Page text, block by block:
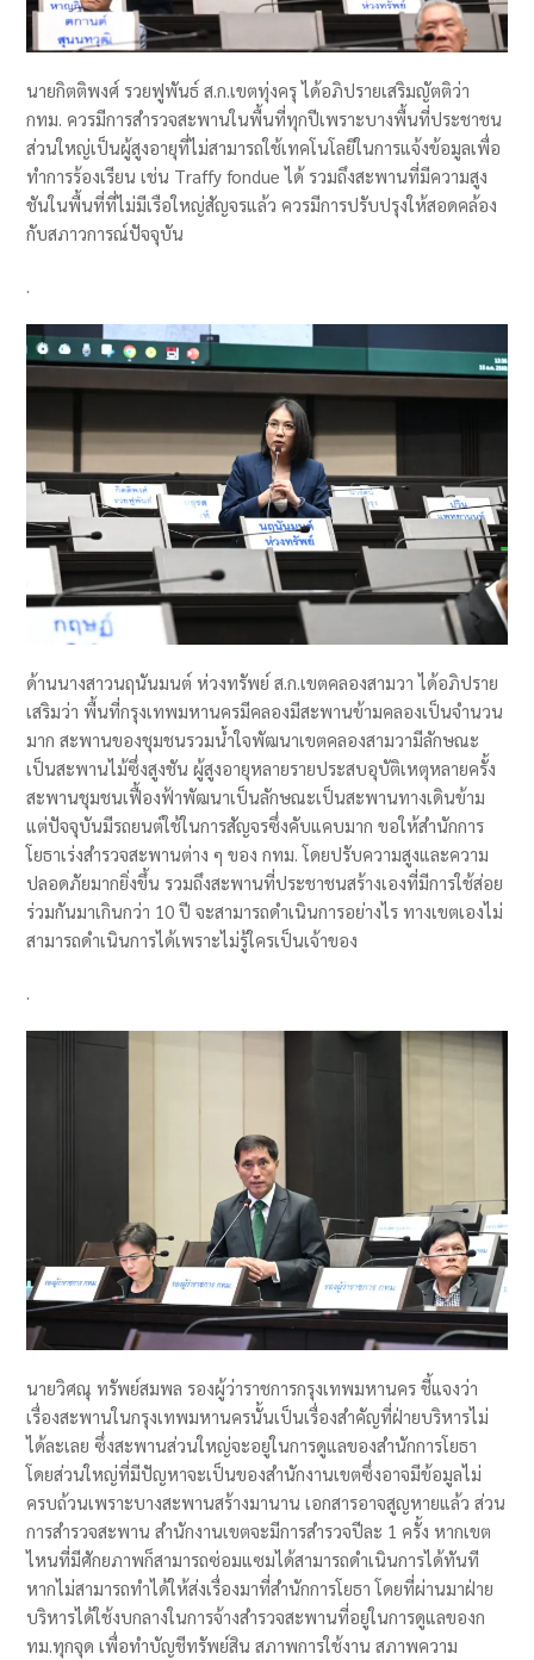
นายกิตติพงศ์ รวยฟูพันธ์ ส.ก.เขตทุ่งครุ ได้อภิปรายเสริมญัตติว่า
กทม. ควรมีการสำรวจสะพานในพื้นที่ทุกปีเพราะบางพื้นที่ประชาชน
ส่วนใหญ่เป็นผู้สูงอายุที่ไม่สามารถใช้เทคโนโลยีในการแจ้งข้อมูลเพื่อ
ทำการร้องเรียน เช่น Traffy fondue ได้ รวมถึงสะพานที่มีความสูง
ชันในพื้นที่ที่ไม่มีเรือใหญ่สัญจรแล้ว ควรมีการปรับปรุงให้สอดคล้อง
กับสภาวการณ์ปัจจุบัน
.
ด้านนางสาวนฤนันมนต์ ห่วงทรัพย์ ส.ก.เขตคลองสามวา ได้อภิปราย
เสริมว่า พื้นที่กรุงเทพมหานครมีคลองมีสะพานข้ามคลองเป็นจำนวน
มาก สะพานของชุมชนรวมน้ำใจพัฒนาเขตคลองสามวามีลักษณะ
เป็นสะพานไม้ซึ่งสูงชัน ผู้สูงอายุหลายรายประสบอุบัติเหตุหลายครั้ง
สะพานชุมชนเฟื้องฟ้าพัฒนาเป็นลักษณะเป็นสะพานทางเดินข้าม
แต่ปัจจุบันมีรถยนต์ใช้ในการสัญจรซึ่งคับแคบมาก ขอให้สำนักการ
โยธาเร่งสำรวจสะพานต่าง ๆ ของ กทม. โดยปรับความสูงและความ
ปลอดภัยมากยิ่งขึ้น รวมถึงสะพานที่ประชาชนสร้างเองที่มีการใช้ส่อย
ร่วมกันมาเกินกว่า 10 ปี จะสามารถดำเนินการอย่างไร ทางเขตเองไม่
สามารถดำเนินการได้เพราะไม่รู้ใครเป็นเจ้าของ
นายวิศณุ ทรัพย์สมพล รองผู้ว่าราชการกรุงเทพมหานคร ชี้แจงว่า
เรื่องสะพานในกรุงเทพมหานครนั้นเป็นเรื่องสำคัญที่ฝ่ายบริหารไม่
ได้ละเลย ซึ่งสะพานส่วนใหญ่จะอยู่ในการดูแลของสำนักการโยธา
โดยส่วนใหญ่ที่มีปัญหาจะเป็นของสำนักงานเขตซึ่งอาจมีข้อมูลไม่
ครบถ้วนเพราะบางสะพานสร้างมานาน เอกสารอาจสูญหายแล้ว ส่วน
การสำรวจสะพาน สำนักงานเขตจะมีการสำรวจปีละ 1 ครั้ง หากเขต
ไหนที่มีศักยภาพก็สามารถซ่อมแซมได้สามารถดำเนินการได้ทันที
หากไม่สามารถทำได้ให้ส่งเรื่องมาที่สำนักการโยธา โดยที่ผ่านมาฝ่าย
บริหารได้ใช้งบกลางในการจ้างสำรวจสะพานที่อยู่ในการดูแลของก
ทม.ทุกจุด เพื่อทำบัญชีทรัพย์สิน สภาพการใช้งาน สภาพความ